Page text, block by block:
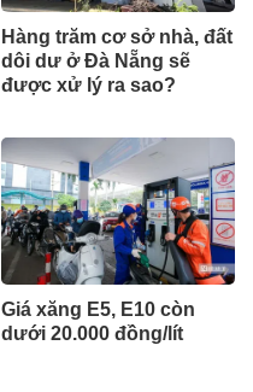
Hàng trăm cơ sở nhà, đất
dôi dư ở Đà Nẵng sẽ
được xử lý ra sao?
Giá xăng E5, E10 còn
dưới 20.000 đồng/lít